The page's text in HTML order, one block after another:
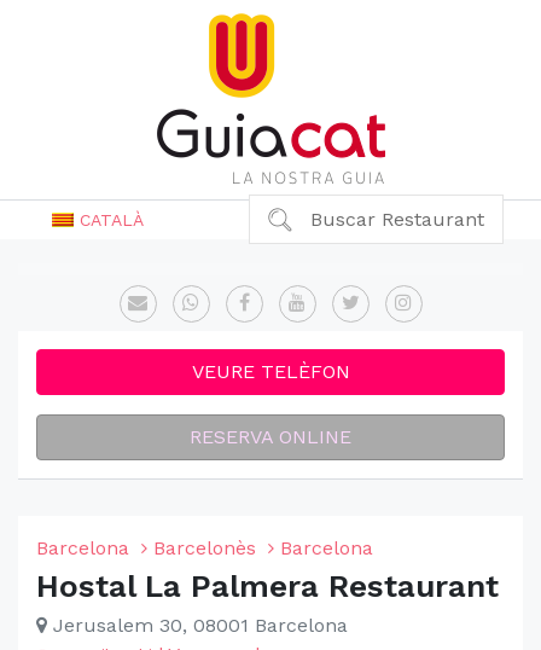
CATALÀ Buscar Restaurant
VEURE TELÈFON
RESERVA ONLINE
Barcelona Barcelonès Barcelona
Hostal La Palmera Restaurant
Jerusalem 30, 08001 Barcelona